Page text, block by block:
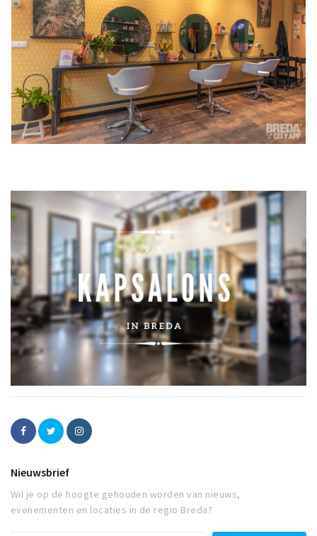
Nieuwsbrief
Wil je op de hoogte gehouden worden van nieuws,
evenementen en locaties in de regio Breda?